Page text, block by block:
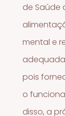
de Saúde
mental e
pois
o
disso, a